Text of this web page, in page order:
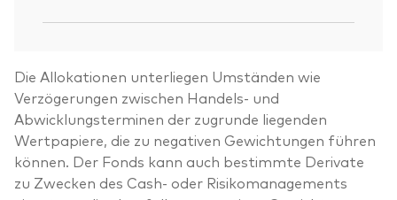
Die Allokationen unterliegen Umständen wie
Verzögerungen zwischen Handels- und
Abwicklungsterminen der zugrunde liegenden
Wertpapiere, die zu negativen Gewichtungen führen
können. Der Fonds kann auch bestimmte Derivate
zu Zwecken des Cash- oder Risikomanagements